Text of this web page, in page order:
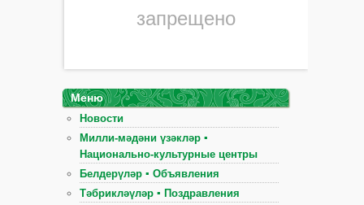
запрещено
Меню
Новости
Милли-мәдәни үзәкләр ▪
Национально-культурные центры
Белдерүләр ▪ Объявления
Тәбрикләүләр ▪ Поздравления